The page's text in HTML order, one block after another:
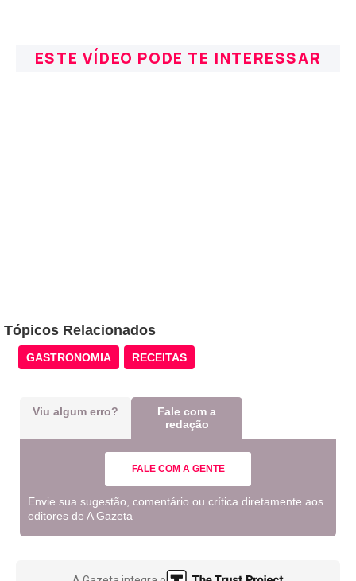
ESTE VÍDEO PODE TE INTERESSAR
Tópicos Relacionados
GASTRONOMIA RECEITAS
Viu algum erro?
Fale com a
redação
FALE COM A GENTE
Envie sua sugestão, comentário ou crítica diretamente aos
editores de A Gazeta